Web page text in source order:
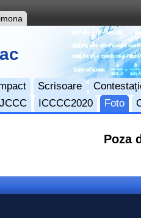
Scrisoare
ICCCC2020 Foto
Poza